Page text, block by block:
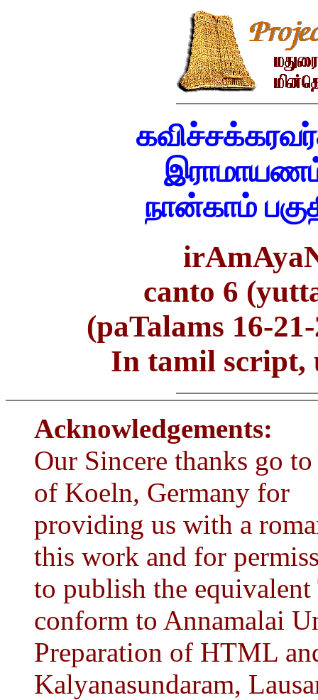
நான்காம்
canto 6
(paTalams 16-
In tamil script,
Acknowledgements:
Our Sincere thanks go
of Koeln, Germany for
providing us with a
this work and for
to publish the
conform to Annamalai
Preparation of HTML
Kalyanasundaram,